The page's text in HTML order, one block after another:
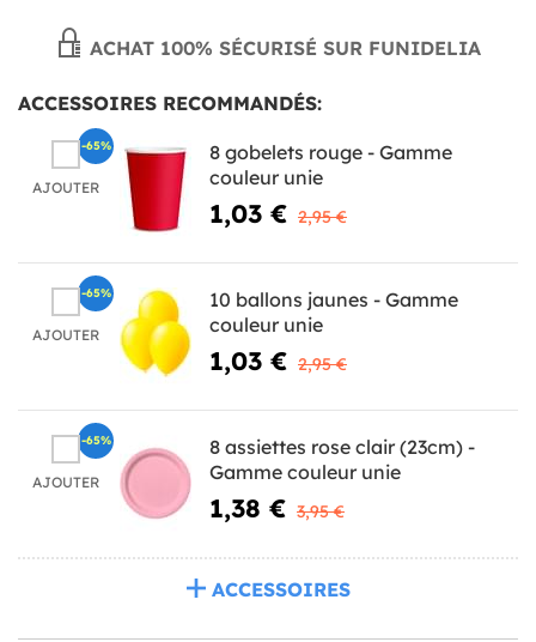
ACHAT 100% SÉCURISÉ SUR FUNIDELIA
ACCESSOIRES RECOMMANDÉS:
AJOUTER
8 gobelets rouge - Gamme
couleur unie
1,03 € 2,95 €
-65%
AJOUTER
10 ballons jaunes - Gamme
couleur unie
1,03 € 2,95 €
-65%
AJOUTER
8 assiettes rose clair (23cm) -
Gamme couleur unie
1,38 € 3,95 €
-65%
ACCESSOIRES